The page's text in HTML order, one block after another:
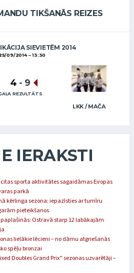
TIKŠANĀS REIZES
SIEVIETĒM 2014
09/2014 13:30
LKK / MAČA
4 - 9
REZULTĀTS
IERAKSTI
citas sporta aktivitātes sagaidāmas Eiropas
parkā
kērlinga sezona: iepazīsties ar turnīru
pieteikšanos
Ostravā starp 12 labākajām
lielākie lēcieni – no dāmu atgriešanās
spēļu bronzai
Doubles Grand Prix” sezonas uzvarētāji –